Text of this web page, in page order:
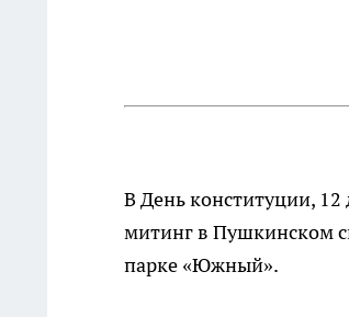
В День конституции,
митинг в Пушкинском
парке «Южный».